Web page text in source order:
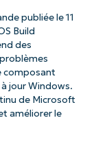
publiée le 11
Build
des
composant
jour Windows.
de Microsoft
améliorer le